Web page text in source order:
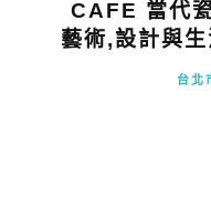
CAFE 當代
藝術,設計與
台北